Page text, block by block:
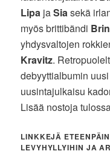
Lipa jaSiasekä
myös brittibändi
yhdysvaltojen
Kravitz.
debyyttialbumin
uusintajulkaisu
Lisää nostoja
LINKKEJÄ
LEVYHYLLYIHIN JA